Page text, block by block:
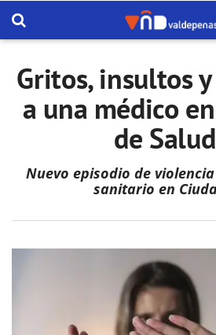
Gritos, insultos
a una médico
de
Nuevo episodio de
sanitario en